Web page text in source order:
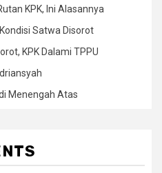
KPK, Ini Alasannya
Satwa Disorot
KPK Dalami TPPU
Menengah Atas